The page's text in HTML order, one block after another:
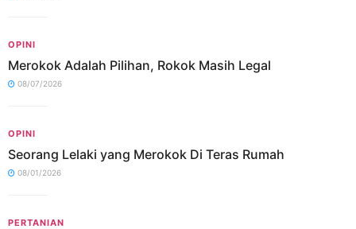
OPINI
Merokok Adalah Pilihan, Rokok Masih Legal
08/07/2026
OPINI
Seorang Lelaki yang Merokok Di Teras Rumah
08/01/2026
PERTANIAN